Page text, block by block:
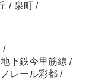
/ 泉町 /
/
地下鉄今里筋線 /
レール彩都 /